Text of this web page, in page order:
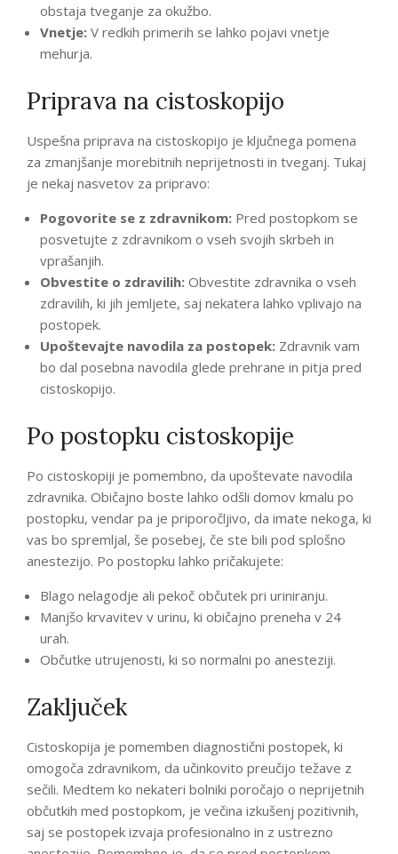
obstaja tveganje za okužbo.
Vnetje: V redkih primerih se lahko pojavi vnetje
mehurja.
Priprava na cistoskopijo
Uspešna priprava na cistoskopijo je ključnega pomena
za zmanjšanje morebitnih neprijetnosti in tveganj. Tukaj
je nekaj nasvetov za pripravo:
Pogovorite se z zdravnikom: Pred postopkom se
posvetujte z zdravnikom o vseh svojih skrbeh in
vprašanjih.
Obvestite o zdravilih: Obvestite zdravnika o vseh
zdravilih, ki jih jemljete, saj nekatera lahko vplivajo na
postopek.
Upoštevajte navodila za postopek: Zdravnik vam
bo dal posebna navodila glede prehrane in pitja pred
cistoskopijo.
Po postopku cistoskopije
Po cistoskopiji je pomembno, da upoštevate navodila
zdravnika. Običajno boste lahko odšli domov kmalu po
postopku, vendar pa je priporočljivo, da imate nekoga, ki
vas bo spremljal, še posebej, če ste bili pod splošno
anestezijo. Po postopku lahko pričakujete:
Blago nelagodje ali pekoč občutek pri uriniranju.
Manjšo krvavitev v urinu, ki običajno preneha v 24
urah.
Občutke utrujenosti, ki so normalni po anesteziji.
Zaključek
Cistoskopija je pomemben diagnostični postopek, ki
omogoča zdravnikom, da učinkovito preučijo težave z
sečili. Medtem ko nekateri bolniki poročajo o neprijetnih
občutkih med postopkom, je večina izkušenj pozitivnih,
saj se postopek izvaja profesionalno in z ustrezno